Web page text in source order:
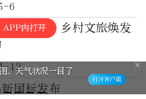
6
珠成链，乡村文旅焕发
12
国标发布
APP内打开
晚报杯” 有奖征集